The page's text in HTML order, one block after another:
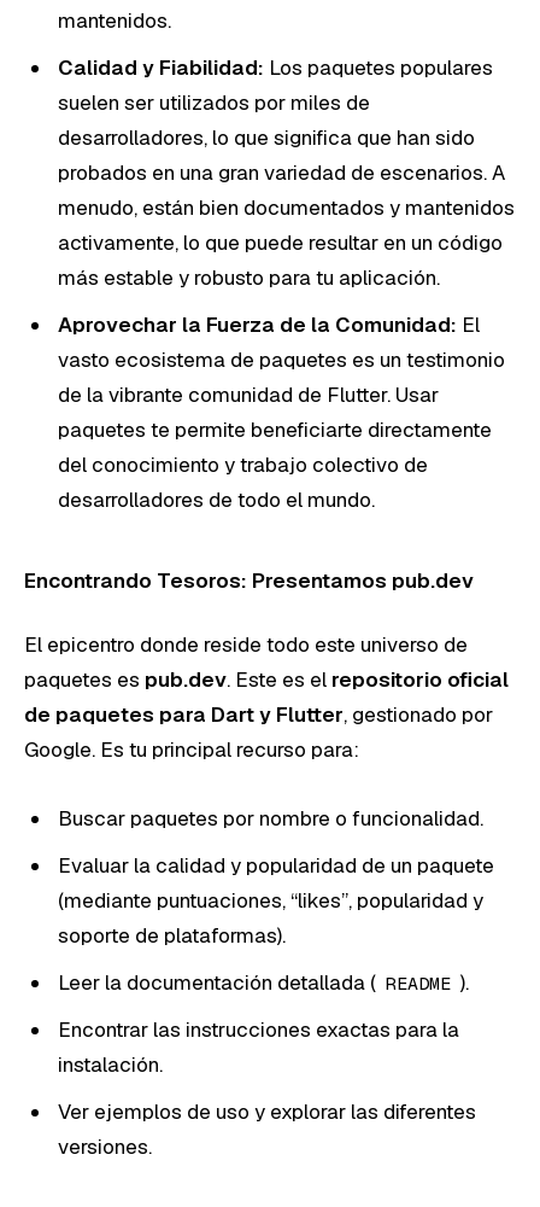
mantenidos.
Calidad y Fiabilidad: Los paquetes populares
suelen ser utilizados por miles de
desarrolladores, lo que significa que han sido
probados en una gran variedad de escenarios. A
menudo, están bien documentados y mantenidos
activamente, lo que puede resultar en un código
más estable y robusto para tu aplicación.
Aprovechar la Fuerza de la Comunidad: El
vasto ecosistema de paquetes es un testimonio
de la vibrante comunidad de Flutter. Usar
paquetes te permite beneficiarte directamente
del conocimiento y trabajo colectivo de
desarrolladores de todo el mundo.
Encontrando Tesoros: Presentamos pub.dev
El epicentro donde reside todo este universo de
paquetes es pub.dev. Este es el repositorio oficial
de paquetes para Dart y Flutter, gestionado por
Google. Es tu principal recurso para:
Buscar paquetes por nombre o funcionalidad.
Evaluar la calidad y popularidad de un paquete
(mediante puntuaciones, “likes”, popularidad y
soporte de plataformas).
Leer la documentación detallada ( README ).
Encontrar las instrucciones exactas para la
instalación.
Ver ejemplos de uso y explorar las diferentes
versiones.